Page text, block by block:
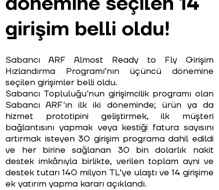
girişim belli oldu!
Sabancı ARF Almost Ready to Fly Girişim
Hızlandırma Programı’nın üçüncü dönemine
seçilen girişimler belli oldu.
Sabancı Topluluğu'nun girişimcilik programı olan
Sabancı ARF'ın ilk iki döneminde; ürün ya da
hizmet prototipini geliştirmek, ilk müşteri
bağlantısını yapmak veya kestiği fatura sayısını
artırmak isteyen 30 girişim programa dahil edildi
ve her birine sağlanan 30 bin dolarlık nakit
destek imkânıyla birlikte, verilen toplam ayni ve
destek tutarı 140 milyon TL’ye ulaştı ve 14 girişime
ek yatırım yapma kararı açıklandı.